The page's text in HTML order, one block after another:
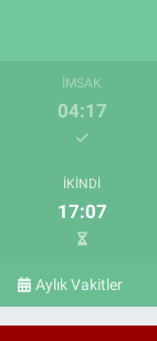
İMSAK
04:17
İKINDI
17:07
Aylık Vakitler